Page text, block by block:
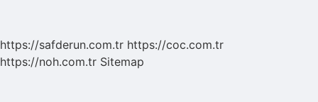
https://safderun.com.tr https://coc.com.tr
https://noh.com.tr Sitemap